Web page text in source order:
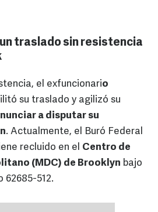
traslado sin resistencia
el exfuncionario
su traslado y agilizó su
a disputar su
. Actualmente, el Buró Federal
recluido en el Centro de
(MDC) de Brooklyn bajo
62685-512.